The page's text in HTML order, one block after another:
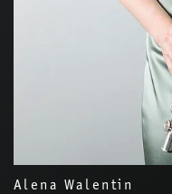
Alena Walentin